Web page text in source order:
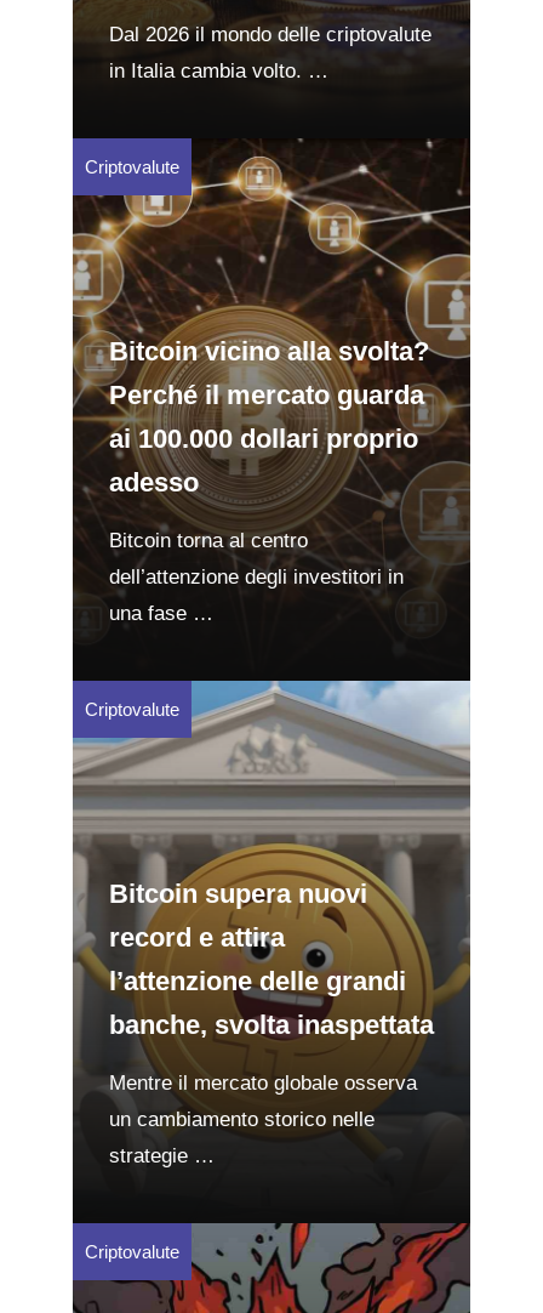
Dal 2026 il mondo delle criptovalute
in Italia cambia volto. …
Criptovalute
Bitcoin vicino alla svolta?
Perché il mercato guarda
ai 100.000 dollari proprio
adesso
Bitcoin torna al centro
dell’attenzione degli investitori in
una fase …
Criptovalute
Bitcoin supera nuovi
record e attira
l’attenzione delle grandi
banche, svolta inaspettata
Mentre il mercato globale osserva
un cambiamento storico nelle
strategie …
Criptovalute